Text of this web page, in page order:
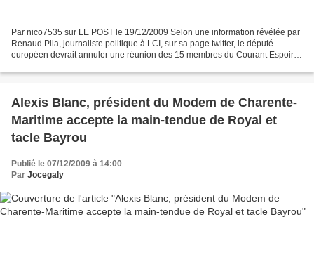
Par nico7535 sur LE POST le 19/12/2009 Selon une information révélée par
Renaud Pila, journaliste politique à LCI, sur sa page twitter, le député
européen devrait annuler une réunion des 15 membres du Courant Espoir A
Alexis Blanc, président du Modem de Charente-
Maritime accepte la main-tendue de Royal et
tacle Bayrou
Publié le 07/12/2009 à 14:00
Par Jocegaly